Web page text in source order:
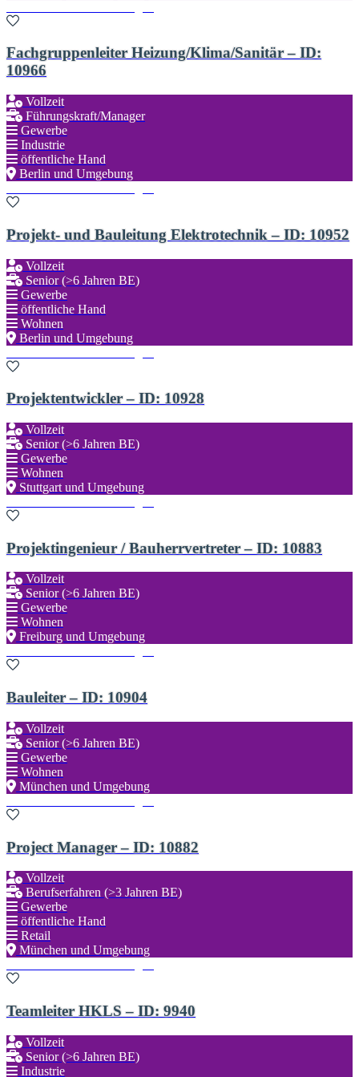
Fachgruppenleiter Heizung/Klima/Sanitär – ID:
10966
Vollzeit
Führungskraft/Manager
Gewerbe
Industrie
öffentliche Hand
Berlin und Umgebung
Projekt- und Bauleitung Elektrotechnik – ID: 10952
Vollzeit
Senior (>6 Jahren BE)
Gewerbe
öffentliche Hand
Wohnen
Berlin und Umgebung
Projektentwickler – ID: 10928
Vollzeit
Senior (>6 Jahren BE)
Gewerbe
Wohnen
Stuttgart und Umgebung
Projektingenieur / Bauherrvertreter – ID: 10883
Vollzeit
Senior (>6 Jahren BE)
Gewerbe
Wohnen
Freiburg und Umgebung
Bauleiter – ID: 10904
Vollzeit
Senior (>6 Jahren BE)
Gewerbe
Wohnen
München und Umgebung
Project Manager – ID: 10882
Vollzeit
Berufserfahren (>3 Jahren BE)
Gewerbe
öffentliche Hand
Retail
München und Umgebung
Teamleiter HKLS – ID: 9940
Vollzeit
Senior (>6 Jahren BE)
Industrie